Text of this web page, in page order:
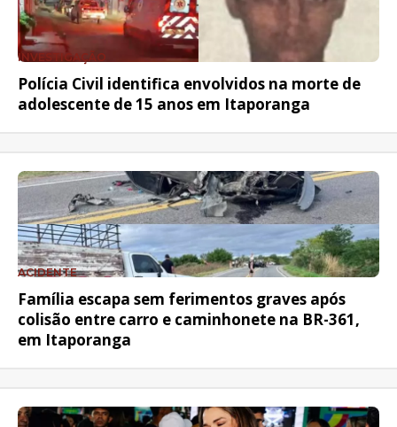
INVESTIGAÇÃO
Polícia Civil identifica envolvidos na morte de
adolescente de 15 anos em Itaporanga
ACIDENTE
Família escapa sem ferimentos graves após
colisão entre carro e caminhonete na BR-361,
em Itaporanga